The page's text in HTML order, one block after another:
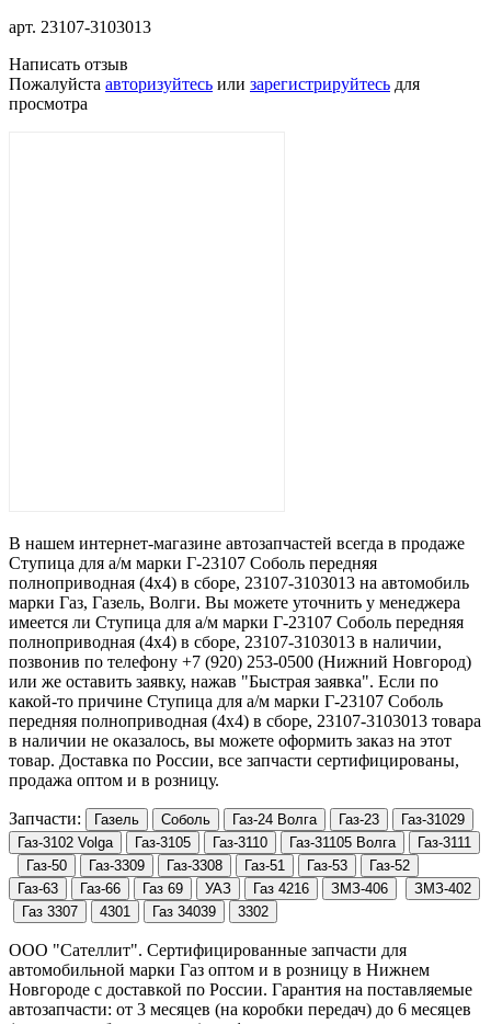
арт. 23107-3103013
Написать отзыв
Пожалуйста авторизуйтесь или зарегистрируйтесь для
просмотра
В нашем интернет-магазине автозапчастей всегда в продаже
Ступица для а/м марки Г-23107 Соболь передняя
полноприводная (4х4) в сборе, 23107-3103013 на автомобиль
марки Газ, Газель, Волги. Вы можете уточнить у менеджера
имеется ли Ступица для а/м марки Г-23107 Соболь передняя
полноприводная (4х4) в сборе, 23107-3103013 в наличии,
позвонив по телефону +7 (920) 253-0500 (Нижний Новгород)
или же оставить заявку, нажав "Быстрая заявка". Если по
какой-то причине Ступица для а/м марки Г-23107 Соболь
передняя полноприводная (4х4) в сборе, 23107-3103013 товара
в наличии не оказалось, вы можете оформить заказ на этот
товар. Доставка по России, все запчасти сертифицированы,
продажа оптом и в розницу.
Запчасти:
ООО "Сателлит". Сертифицированные запчасти для
автомобильной марки Газ оптом и в розницу в Нижнем
Новгороде с доставкой по России. Гарантия на поставляемые
автозапчасти: от 3 месяцев (на коробки передач) до 6 месяцев